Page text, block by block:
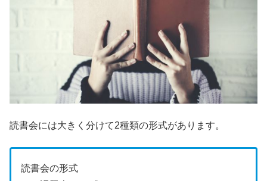
読書会には大きく分けて2種類の形式があります。
読書会の形式